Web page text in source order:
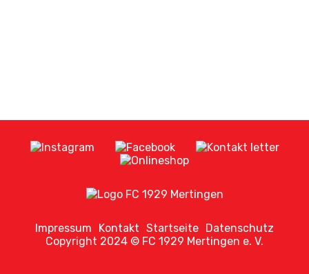
Fanartikel
Bezahlkarte
Fussball
Impressum Kontakt Startseite
Datenschutz
Copyright 2024 © FC 1929 Mertingen e. V.